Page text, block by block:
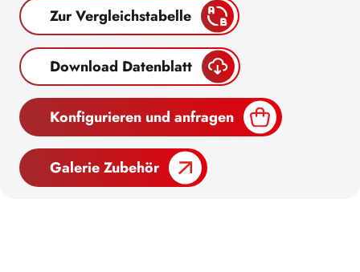
Zur Vergleichstabelle
Download Datenblatt
Konfigurieren und anfragen
Galerie Zubehör